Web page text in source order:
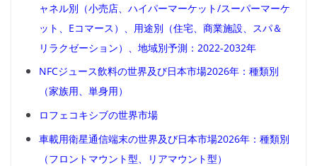
ャネル別（小売店、ハイパーマーケット/スーパーマーケ
ット、Eコマース）、用途別（住宅、商業施設、スパ＆
リラクゼーション）、地域別予測：2022-2032年
NFCジュース飲料の世界及び日本市場2026年：種類別
（家族用、単身用）
ロフェコキシブの世界市場
車載用衛星通信端末の世界及び日本市場2026年：種類別
（フロントマウント型、リアマウント型）